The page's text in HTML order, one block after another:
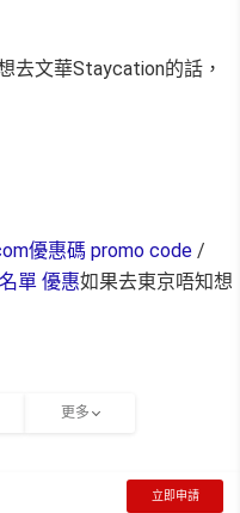
去文華Staycation的話，
優惠碼 promo code /
單 優惠如果去東京唔知想
更多
立即申請